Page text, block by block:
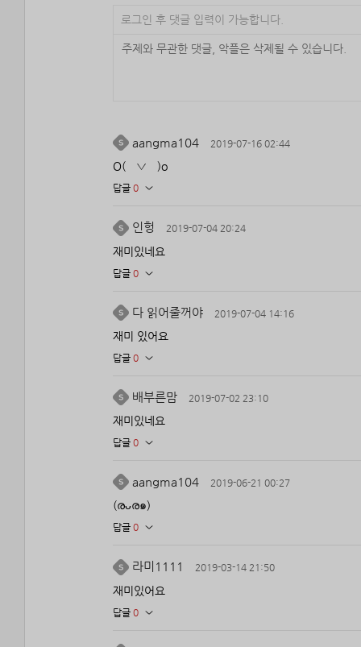
로그인 후 댓글 입력이 가능합니다.
aangma104 2019-07-16 02:44
O(￣▽￣)o
답글 0
인헝 2019-07-04 20:24
재미있네요
답글 0
다 읽어줄꺼야 2019-07-04 14:16
재미 있어요
답글 0
배부른맘 2019-07-02 23:10
재미있네요
답글 0
aangma104 2019-06-21 00:27
(രᴗര๑)
답글 0
라미1111 2019-03-14 21:50
재미있어요
답글 0